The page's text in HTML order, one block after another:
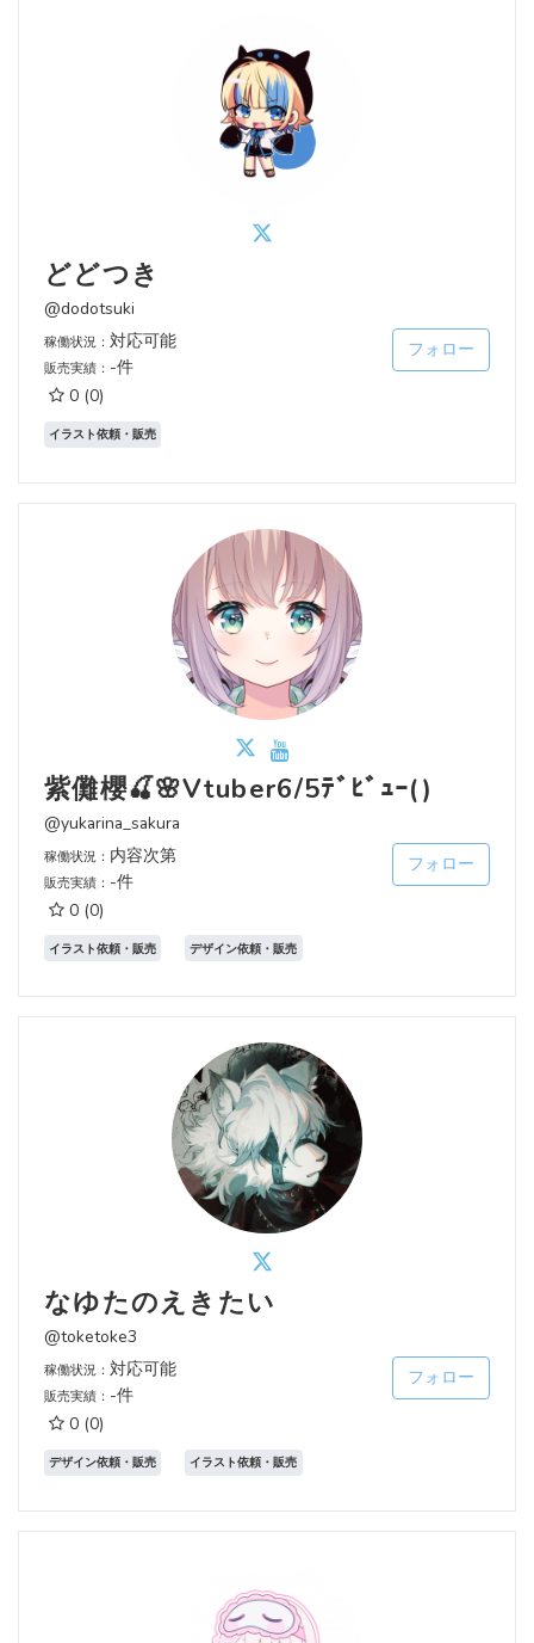
どどつき
@dodotsuki
稼働状況： 対応可能
販売実績： -件
0 (0)
フォロー
イラスト依頼・販売
紫儺櫻🍒🌸Vtuber6/5ﾃﾞﾋﾞｭｰ()
@yukarina_sakura
稼働状況： 内容次第
販売実績： -件
0 (0)
フォロー
イラスト依頼・販売 デザイン依頼・販売
なゆたのえきたい
@toketoke3
稼働状況： 対応可能
販売実績： -件
0 (0)
フォロー
デザイン依頼・販売 イラスト依頼・販売